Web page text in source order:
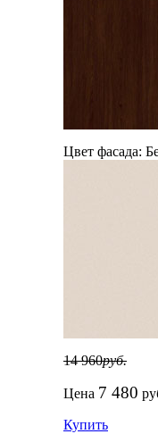
Цвет фасада:
14 960руб.
Цена 7 480
Купить